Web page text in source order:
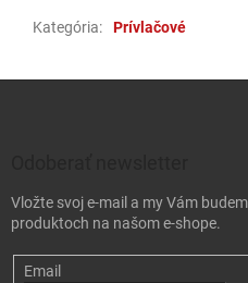
Kategória: Prívlačové
Vložte svoj e-mail a my Vám
produktoch na našom e-shope.
Email